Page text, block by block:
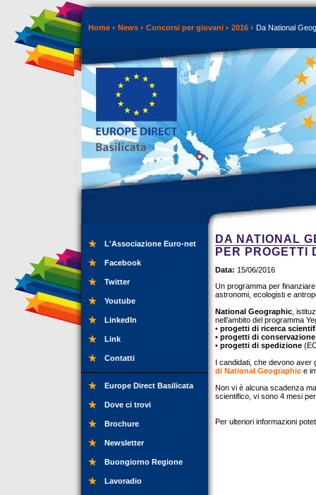
Home News Concorsi per giovani 2016 Da National
L'Associazione Euro-net
Facebook
Twitter
Youtube
LinkedIn
Link
Contatti
Europe Direct Basilicata
Dove ci trovi
Brochure
Newsletter
Buongiorno Regione
Lavoradio
DA NATIONAL
PER PROGETTI
Data: 15/06/2016
Un programma per
astronomi, ecologisti e
National Geographic ,
nell’ambito del programma
• progetti di ricerca
• progetti di
• progetti di spedizione
I candidati, che devono
di National Geographic e
Non vi è alcuna scadenza
scientifico, vi sono 4 mesi
Per ulteriori informazioni